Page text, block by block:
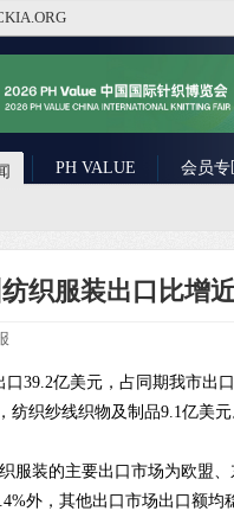
PH VALUE 会员专
织服装出口比增
亿美元，占同期我市出口
纺织纱线织物及制品9.1亿美
装的主要出口市场为欧盟、
外，其他出口市场出口额均